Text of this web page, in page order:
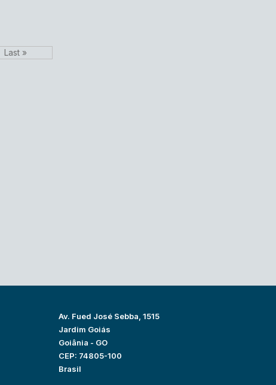
Last »
Av. Fued José Sebba, 1515
Jardim Goiás
Goiânia - GO
CEP: 74805-100
Brasil